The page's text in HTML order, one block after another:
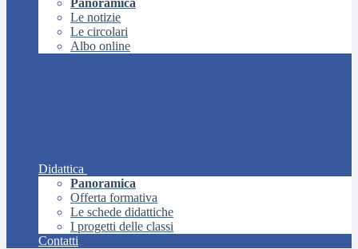
Panoramica
Le notizie
Le circolari
Albo online
Didattica
Panoramica
Offerta formativa
Le schede didattiche
I progetti delle classi
Contatti